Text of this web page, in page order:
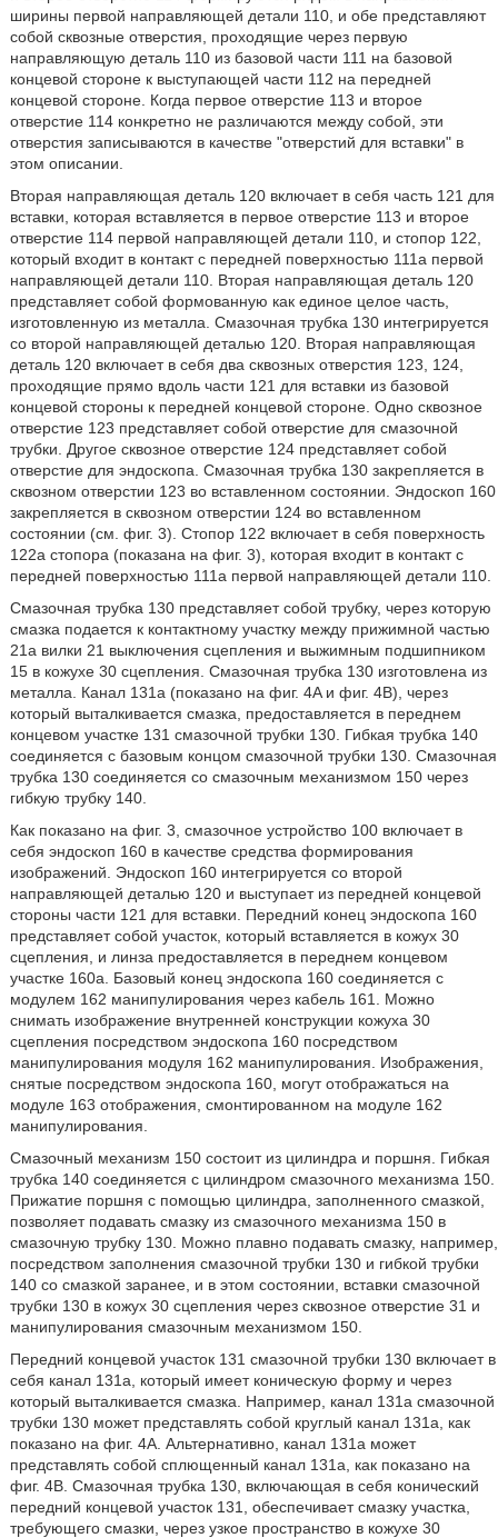
ширины первой направляющей детали 110, и обе представляют
собой сквозные отверстия, проходящие через первую
направляющую деталь 110 из базовой части 111 на базовой
концевой стороне к выступающей части 112 на передней
концевой стороне. Когда первое отверстие 113 и второе
отверстие 114 конкретно не различаются между собой, эти
отверстия записываются в качестве "отверстий для вставки" в
этом описании.
Вторая направляющая деталь 120 включает в себя часть 121 для
вставки, которая вставляется в первое отверстие 113 и второе
отверстие 114 первой направляющей детали 110, и стопор 122,
который входит в контакт с передней поверхностью 111a первой
направляющей детали 110. Вторая направляющая деталь 120
представляет собой формованную как единое целое часть,
изготовленную из металла. Смазочная трубка 130 интегрируется
со второй направляющей деталью 120. Вторая направляющая
деталь 120 включает в себя два сквозных отверстия 123, 124,
проходящие прямо вдоль части 121 для вставки из базовой
концевой стороны к передней концевой стороне. Одно сквозное
отверстие 123 представляет собой отверстие для смазочной
трубки. Другое сквозное отверстие 124 представляет собой
отверстие для эндоскопа. Смазочная трубка 130 закрепляется в
сквозном отверстии 123 во вставленном состоянии. Эндоскоп 160
закрепляется в сквозном отверстии 124 во вставленном
состоянии (см. фиг. 3). Стопор 122 включает в себя поверхность
122a стопора (показана на фиг. 3), которая входит в контакт с
передней поверхностью 111a первой направляющей детали 110.
Смазочная трубка 130 представляет собой трубку, через которую
смазка подается к контактному участку между прижимной частью
21a вилки 21 выключения сцепления и выжимным подшипником
15 в кожухе 30 сцепления. Смазочная трубка 130 изготовлена из
металла. Канал 131a (показано на фиг. 4A и фиг. 4B), через
который выталкивается смазка, предоставляется в переднем
концевом участке 131 смазочной трубки 130. Гибкая трубка 140
соединяется с базовым концом смазочной трубки 130. Смазочная
трубка 130 соединяется со смазочным механизмом 150 через
гибкую трубку 140.
Как показано на фиг. 3, смазочное устройство 100 включает в
себя эндоскоп 160 в качестве средства формирования
изображений. Эндоскоп 160 интегрируется со второй
направляющей деталью 120 и выступает из передней концевой
стороны части 121 для вставки. Передний конец эндоскопа 160
представляет собой участок, который вставляется в кожух 30
сцепления, и линза предоставляется в переднем концевом
участке 160a. Базовый конец эндоскопа 160 соединяется с
модулем 162 манипулирования через кабель 161. Можно
снимать изображение внутренней конструкции кожуха 30
сцепления посредством эндоскопа 160 посредством
манипулирования модуля 162 манипулирования. Изображения,
снятые посредством эндоскопа 160, могут отображаться на
модуле 163 отображения, смонтированном на модуле 162
манипулирования.
Смазочный механизм 150 состоит из цилиндра и поршня. Гибкая
трубка 140 соединяется с цилиндром смазочного механизма 150.
Прижатие поршня с помощью цилиндра, заполненного смазкой,
позволяет подавать смазку из смазочного механизма 150 в
смазочную трубку 130. Можно плавно подавать смазку, например,
посредством заполнения смазочной трубки 130 и гибкой трубки
140 со смазкой заранее, и в этом состоянии, вставки смазочной
трубки 130 в кожух 30 сцепления через сквозное отверстие 31 и
манипулирования смазочным механизмом 150.
Передний концевой участок 131 смазочной трубки 130 включает в
себя канал 131a, который имеет коническую форму и через
который выталкивается смазка. Например, канал 131a смазочной
трубки 130 может представлять собой круглый канал 131a, как
показано на фиг. 4A. Альтернативно, канал 131a может
представлять собой сплющенный канал 131a, как показано на
фиг. 4B. Смазочная трубка 130, включающая в себя конический
передний концевой участок 131, обеспечивает смазку участка,
требующего смазки, через узкое пространство в кожухе 30